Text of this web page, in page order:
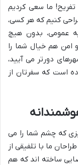
تفریح! ما سعی کردیم
کنیم که هر کسی،
عمومی، بدون هیچ
امن هم خیال شما را
دورتر می آیید،
است که سفرتان از
که چشم شما را می
ما با تلفیقی از
ساخته اند که هم